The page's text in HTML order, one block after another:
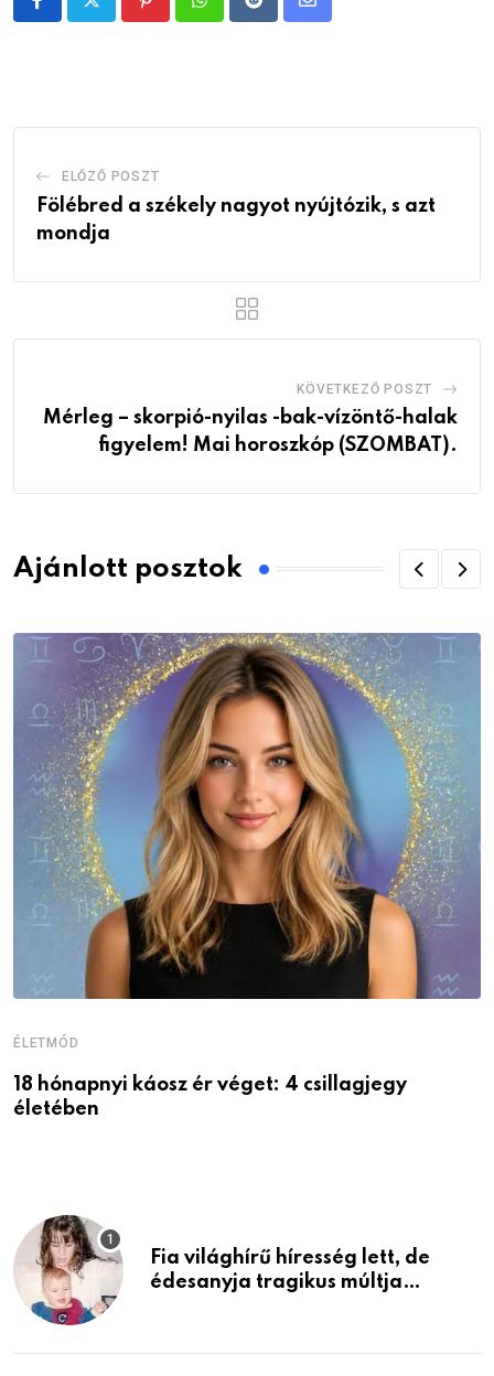
PinterestWhatsappRedditShare
ELŐZŐ POSZT
Fölébred a székely nagyot nyújtózik, s azt
mondja
KÖVETKEZŐ POSZT
Mérleg – skorpió-nyilas -bak-vízöntő-halak
figyelem! Mai horoszkóp (SZOMBAT).
Ajánlott posztok
ÉLETMÓD
18 hónapnyi káosz ér véget: 4 csillagjegy
életében
Fia világhírű híresség lett, de
édesanyja tragikus múltja